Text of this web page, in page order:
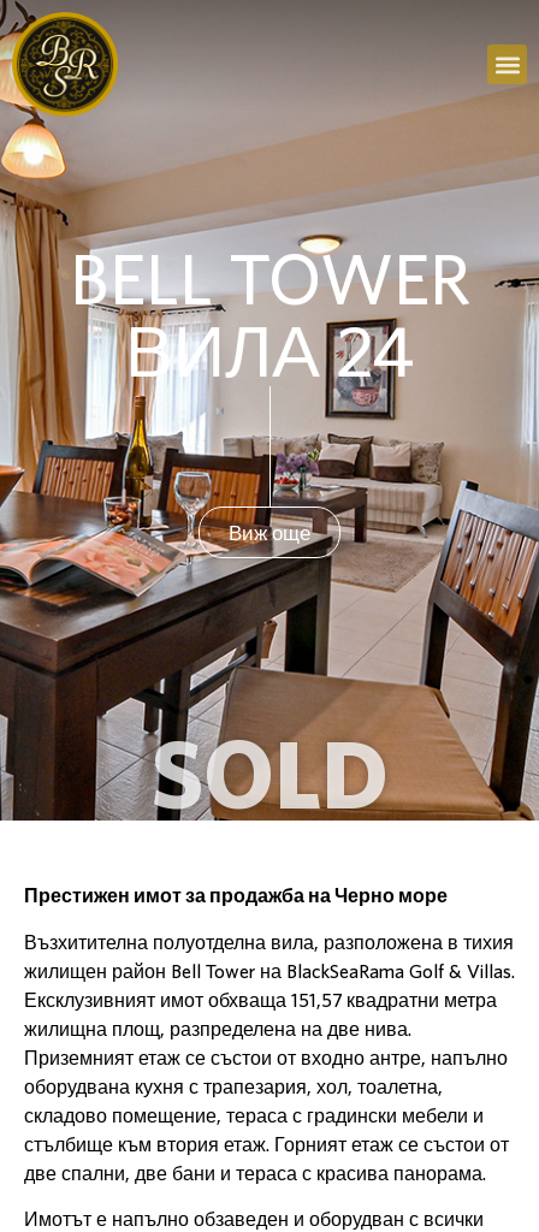
BELL TOWER
ВИЛА 24
Виж още
SOLD
Престижен имот за продажба на Черно море
Възхитителна полуотделна вила, разположена в тихия
жилищен район Bell Tower на BlackSeaRama Golf & Villas.
Ексклузивният имот обхваща 151,57 квадратни метра
жилищна площ, разпределена на две нива.
Приземният етаж се състои от входно антре, напълно
оборудвана кухня с трапезария, хол, тоалетна,
складово помещение, тераса с градински мебели и
стълбище към втория етаж. Горният етаж се състои от
две спални, две бани и тераса с красива панорама.
Имотът е напълно обзаведен и оборудван с всички